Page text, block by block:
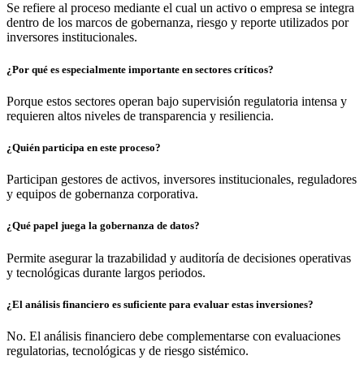
Se refiere al proceso mediante el cual un activo o empresa se integra
dentro de los marcos de gobernanza, riesgo y reporte utilizados por
inversores institucionales.
¿Por qué es especialmente importante en sectores críticos?
Porque estos sectores operan bajo supervisión regulatoria intensa y
requieren altos niveles de transparencia y resiliencia.
¿Quién participa en este proceso?
Participan gestores de activos, inversores institucionales, reguladores
y equipos de gobernanza corporativa.
¿Qué papel juega la gobernanza de datos?
Permite asegurar la trazabilidad y auditoría de decisiones operativas
y tecnológicas durante largos periodos.
¿El análisis financiero es suficiente para evaluar estas inversiones?
No. El análisis financiero debe complementarse con evaluaciones
regulatorias, tecnológicas y de riesgo sistémico.